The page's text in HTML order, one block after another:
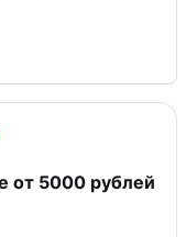
от 5000 рублей